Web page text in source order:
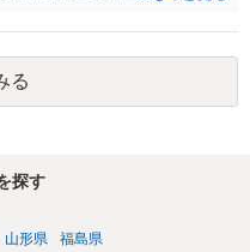
などを検討します。 ＞何もで
ってくるのでしょうか？ 取れ
還付請求を行えば還付されま
のでしょうか？ できます。た
る
探す
山形県 福島県